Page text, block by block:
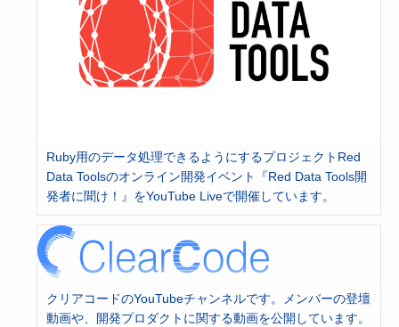
Ruby用のデータ処理できるようにするプロジェクトRed
Data Toolsのオンライン開発イベント『Red Data Tools開
発者に聞け！』をYouTube Liveで開催しています。
クリアコードのYouTubeチャンネルです。メンバーの登壇
動画や、開発プロダクトに関する動画を公開しています。